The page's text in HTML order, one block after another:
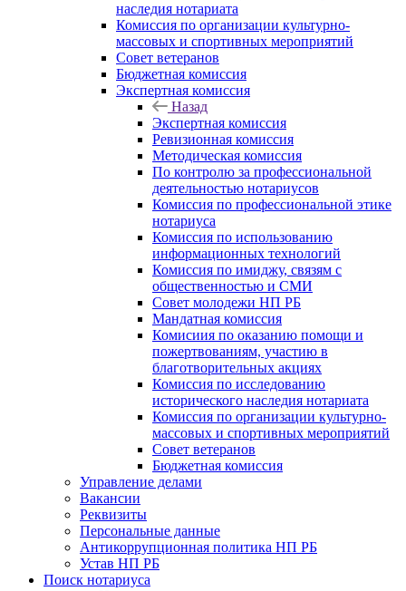
наследия нотариата
Комиссия по организации культурно-
массовых и спортивных мероприятий
Совет ветеранов
Бюджетная комиссия
Экспертная комиссия
Назад
Экспертная комиссия
Ревизионная комиссия
Методическая комиссия
По контролю за профессиональной
деятельностью нотариусов
Комиссия по профессиональной этике
нотариуса
Комиссия по использованию
информационных технологий
Комиссия по имиджу, связям с
общественностью и СМИ
Совет молодежи НП РБ
Мандатная комиссия
Комисиия по оказанию помощи и
пожертвованиям, участию в
благотворительных акциях
Комиссия по исследованию
исторического наследия нотариата
Комиссия по организации культурно-
массовых и спортивных мероприятий
Совет ветеранов
Бюджетная комиссия
Управление делами
Вакансии
Реквизиты
Персональные данные
Антикоррупционная политика НП РБ
Устав НП РБ
Поиск нотариуса